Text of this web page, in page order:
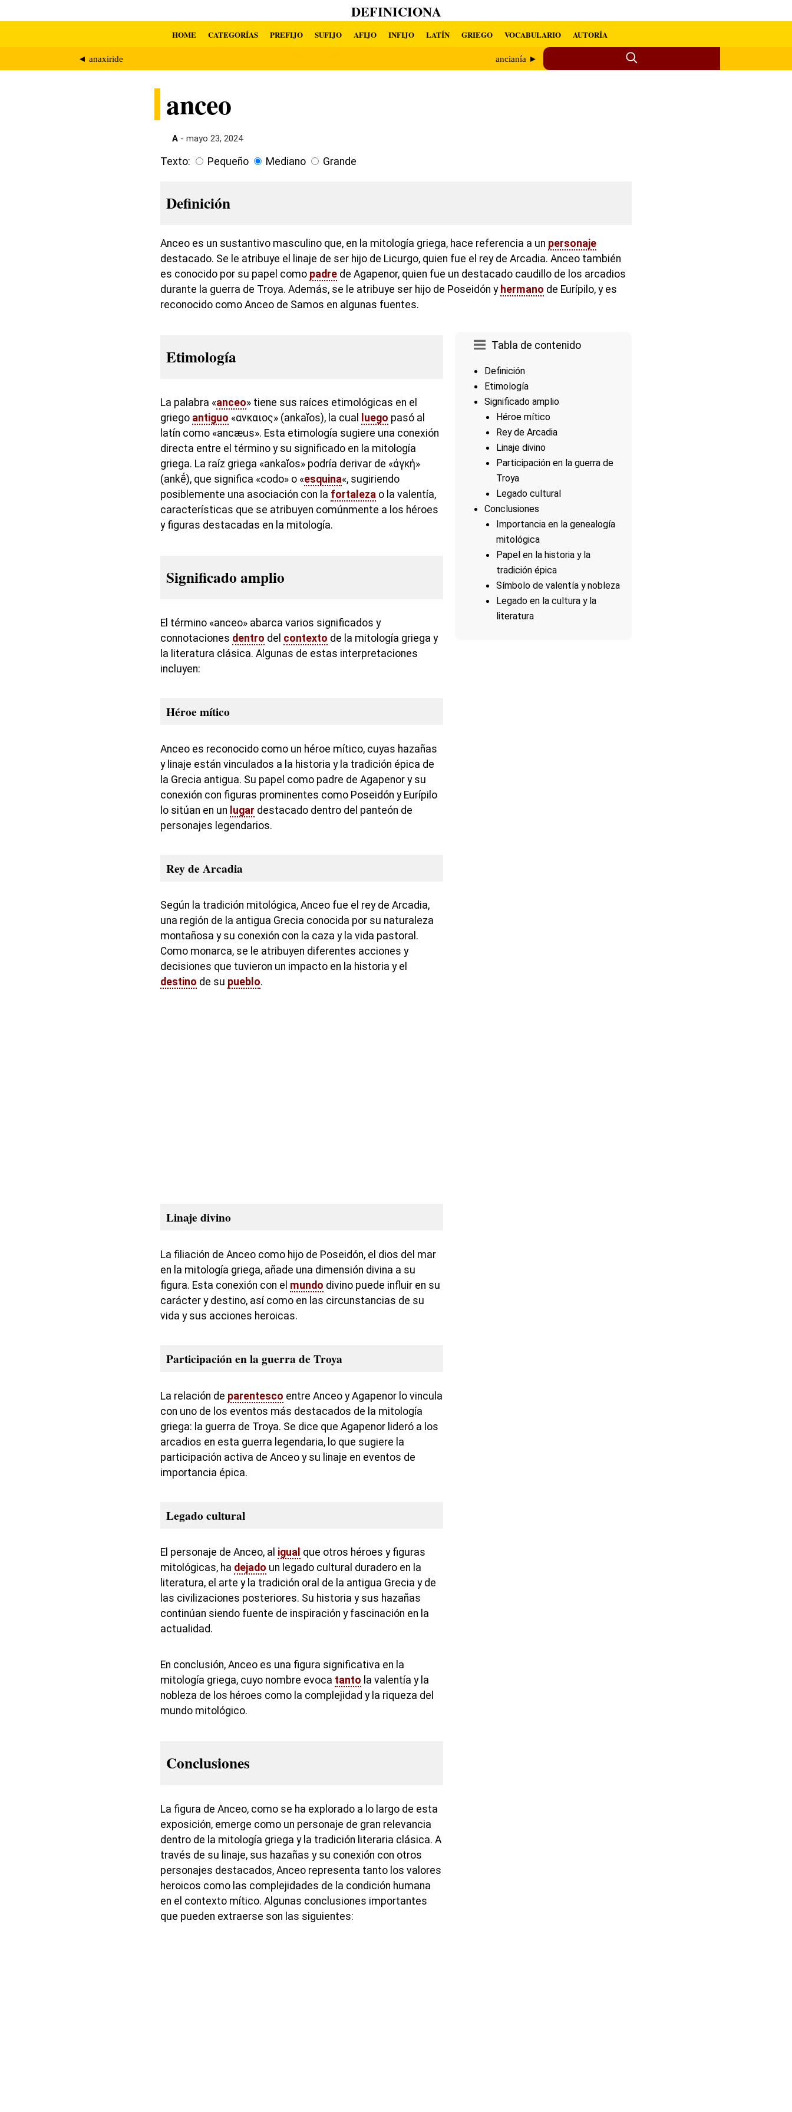
DEFINICIONA
HOME CATEGORÍAS PREFIJO SUFIJO AFIJO INFIJO LATÍN GRIEGO VOCABULARIO AUTORÍA
◄ anaxiride ancianía ►
anceo
A - mayo 23, 2024
Texto: Pequeño Mediano Grande
Definición
Anceo es un sustantivo masculino que, en la mitología griega, hace referencia a un personaje
destacado. Se le atribuye el linaje de ser hijo de Licurgo, quien fue el rey de Arcadia. Anceo también
es conocido por su papel como padre de Agapenor, quien fue un destacado caudillo de los arcadios
durante la guerra de Troya. Además, se le atribuye ser hijo de Poseidón y hermano de Eurípilo, y es
reconocido como Anceo de Samos en algunas fuentes.
Tabla de contenido
Definición
Etimología
Significado amplio
Héroe mítico
Rey de Arcadia
Linaje divino
Participación en la guerra de
Troya
Legado cultural
Conclusiones
Importancia en la genealogía
mitológica
Papel en la historia y la
tradición épica
Símbolo de valentía y nobleza
Legado en la cultura y la
literatura
Etimología
La palabra «anceo» tiene sus raíces etimológicas en el
griego antiguo «ανκαιος» (ankaĭos), la cual luego pasó al
latín como «ancæus». Esta etimología sugiere una conexión
directa entre el término y su significado en la mitología
griega. La raíz griega «ankaĭos» podría derivar de «ἀγκή»
(ankḗ), que significa «codo» o «esquina«, sugiriendo
posiblemente una asociación con la fortaleza o la valentía,
características que se atribuyen comúnmente a los héroes
y figuras destacadas en la mitología.
Significado amplio
El término «anceo» abarca varios significados y
connotaciones dentro del contexto de la mitología griega y
la literatura clásica. Algunas de estas interpretaciones
incluyen:
Héroe mítico
Anceo es reconocido como un héroe mítico, cuyas hazañas
y linaje están vinculados a la historia y la tradición épica de
la Grecia antigua. Su papel como padre de Agapenor y su
conexión con figuras prominentes como Poseidón y Eurípilo
lo sitúan en un lugar destacado dentro del panteón de
personajes legendarios.
Rey de Arcadia
Según la tradición mitológica, Anceo fue el rey de Arcadia,
una región de la antigua Grecia conocida por su naturaleza
montañosa y su conexión con la caza y la vida pastoral.
Como monarca, se le atribuyen diferentes acciones y
decisiones que tuvieron un impacto en la historia y el
destino de su pueblo.
Linaje divino
La filiación de Anceo como hijo de Poseidón, el dios del mar
en la mitología griega, añade una dimensión divina a su
figura. Esta conexión con el mundo divino puede influir en su
carácter y destino, así como en las circunstancias de su
vida y sus acciones heroicas.
Participación en la guerra de Troya
La relación de parentesco entre Anceo y Agapenor lo vincula
con uno de los eventos más destacados de la mitología
griega: la guerra de Troya. Se dice que Agapenor lideró a los
arcadios en esta guerra legendaria, lo que sugiere la
participación activa de Anceo y su linaje en eventos de
importancia épica.
Legado cultural
El personaje de Anceo, al igual que otros héroes y figuras
mitológicas, ha dejado un legado cultural duradero en la
literatura, el arte y la tradición oral de la antigua Grecia y de
las civilizaciones posteriores. Su historia y sus hazañas
continúan siendo fuente de inspiración y fascinación en la
actualidad.
En conclusión, Anceo es una figura significativa en la
mitología griega, cuyo nombre evoca tanto la valentía y la
nobleza de los héroes como la complejidad y la riqueza del
mundo mitológico.
Conclusiones
La figura de Anceo, como se ha explorado a lo largo de esta
exposición, emerge como un personaje de gran relevancia
dentro de la mitología griega y la tradición literaria clásica. A
través de su linaje, sus hazañas y su conexión con otros
personajes destacados, Anceo representa tanto los valores
heroicos como las complejidades de la condición humana
en el contexto mítico. Algunas conclusiones importantes
que pueden extraerse son las siguientes: